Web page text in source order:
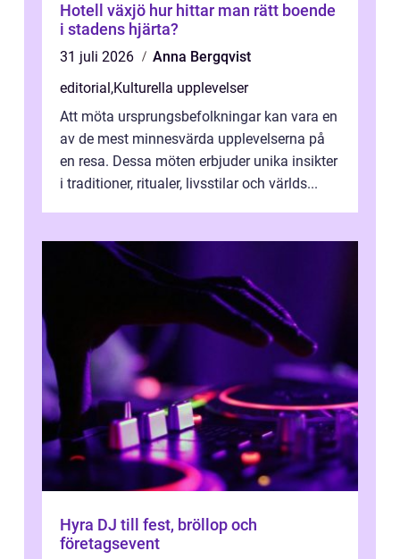
Hotell växjö hur hittar man rätt boende
i stadens hjärta?
31 juli 2026
Anna Bergqvist
editorial ,Kulturella upplevelser
Att möta ursprungsbefolkningar kan vara en
av de mest minnesvärda upplevelserna på
en resa. Dessa möten erbjuder unika insikter
i traditioner, ritualer, livsstilar och världs...
Hyra DJ till fest, bröllop och
företagsevent